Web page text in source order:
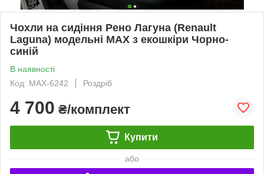
Чохли на сидіння Рено Лагуна (Renault
Laguna) модельні MAX з екошкіри Чорно-
синій
В наявності
Код: MAX-6242
Роздріб
4 700 ₴/комплект
Купити
або